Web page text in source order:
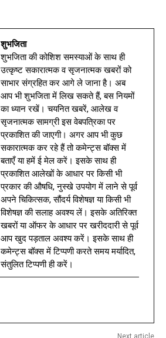
शुभजिता
शुभजिता की कोशिश समस्याओं के साथ ही
उत्कृष्ट सकारात्मक व सृजनात्मक खबरों को
साभार संग्रहित कर आगे ले जाना है। अब
आप भी शुभजिता में लिख सकते हैं, बस नियमों
का ध्यान रखें। चयनित खबरें, आलेख व
सृजनात्मक सामग्री इस वेबपत्रिका पर
प्रकाशित की जाएगी। अगर आप भी कुछ
सकारात्मक कर रहे हैं तो कमेन्ट्स बॉक्स में
बताएँ या हमें ई मेल करें। इसके साथ ही
प्रकाशित आलेखों के आधार पर किसी भी
प्रकार की औषधि, नुस्खे उपयोग में लाने से पूर्व
अपने चिकित्सक, सौंदर्य विशेषज्ञ या किसी भी
विशेषज्ञ की सलाह अवश्य लें। इसके अतिरिक्त
खबरों या ऑफर के आधार पर खरीददारी से पूर्व
आप खुद पड़ताल अवश्य करें। इसके साथ ही
कमेन्ट्स बॉक्स में टिप्पणी करते समय मर्यादित,
संतुलित टिप्पणी ही करें।